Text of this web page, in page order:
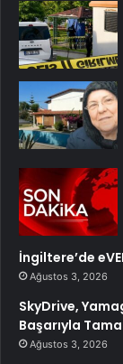
İngiltere’de
Ağustos 3, 2026
SkyDrive,
Başarıyla
Ağustos 3, 2026